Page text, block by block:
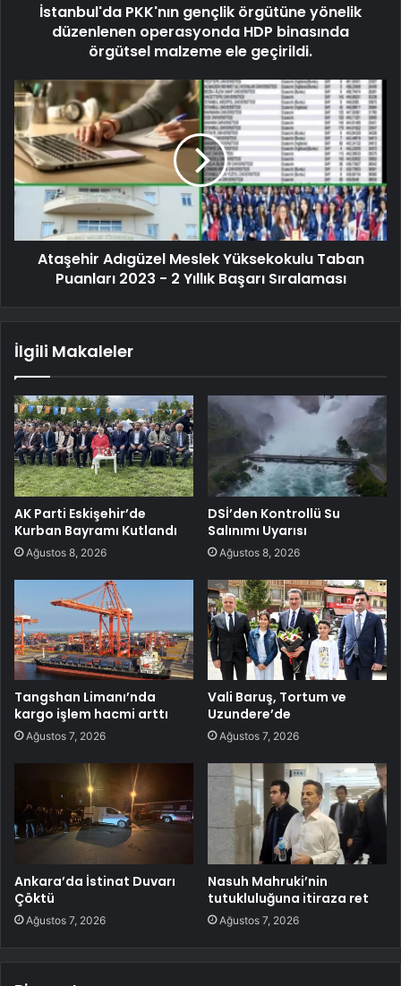
İstanbul'da PKK'nın gençlik örgütüne yönelik
düzenlenen operasyonda HDP binasında
örgütsel malzeme ele geçirildi.
Ataşehir Adıgüzel Meslek Yüksekokulu Taban
Puanları 2023 - 2 Yıllık Başarı Sıralaması
İlgili Makaleler
AK Parti Eskişehir’de
Kurban Bayramı Kutlandı
Ağustos 8, 2026
DSİ’den Kontrollü Su
Salınımı Uyarısı
Ağustos 8, 2026
Tangshan Limanı’nda
kargo işlem hacmi arttı
Ağustos 7, 2026
Vali Baruş, Tortum ve
Uzundere’de
Ağustos 7, 2026
Ankara’da İstinat Duvarı
Çöktü
Ağustos 7, 2026
Nasuh Mahruki’nin
tutukluluğuna itiraza ret
Ağustos 7, 2026